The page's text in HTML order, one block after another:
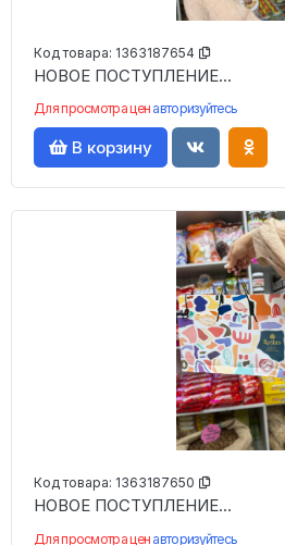
Код товара: 1363187654
НОВОЕ ПОСТУПЛЕНИЕ...
Для просмотра цен авторизуйтесь
В корзину
Код товара: 1363187650
НОВОЕ ПОСТУПЛЕНИЕ...
Для просмотра цен авторизуйтесь